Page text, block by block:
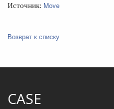
Источник: Move
Возврат к списку
CASE